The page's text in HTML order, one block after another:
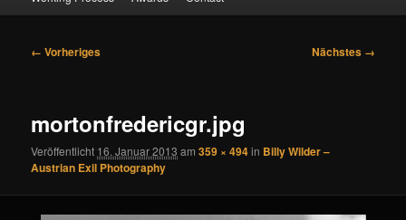
Bilder-
← Vorheriges Nächstes →
mortonfredericgr.jpg
Veröffentlicht 16. Januar 2013 am359 × 494in Billy Wilder –
Austrian Exil Photography